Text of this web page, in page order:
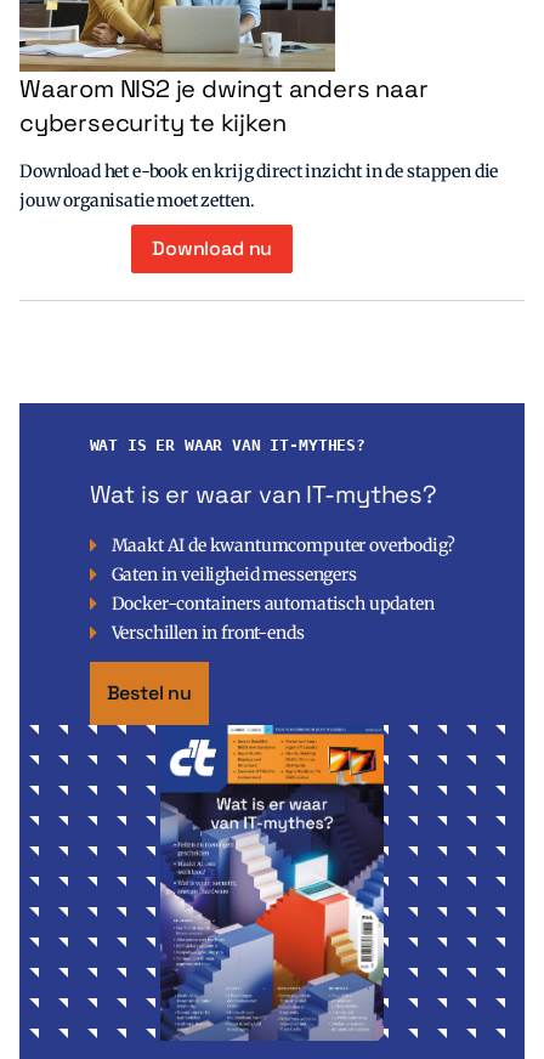
Waarom NIS2 je dwingt anders naar
cybersecurity te kijken
Download het e-book en krijg direct inzicht in de stappen die
jouw organisatie moet zetten.
Download nu
WAT IS ER WAAR VAN IT-MYTHES?
Wat is er waar van IT-mythes?
Maakt AI de kwantumcomputer overbodig?
Gaten in veiligheid messengers
Docker-containers automatisch updaten
Verschillen in front-ends
Bestel nu